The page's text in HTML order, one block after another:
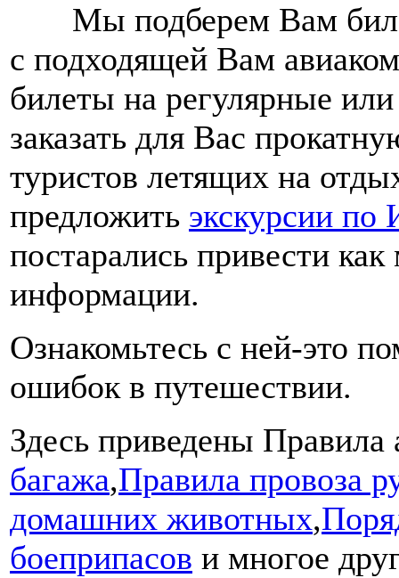
Мы подберем Вам
с подходящей Вам
билеты на регулярные
заказать для Вас
туристов летящих на
предложить экскурсии по
постарались привести
информации.
Ознакомьтесь с ней-это
ошибок в путешествии.
Здесь приведены Правила
багажа,Правила провоза
домашних животных,
боеприпасов и многое